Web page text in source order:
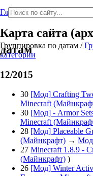
Главная
Карта сайта
датам
Группировка по датам /
категории
12/2015
30 [Мод] Crafting
Minecraft
30 [Мод] - Armor
Minecraft
28 [Мод] Placeable
(Майнкрафт) →
27 Minecraft 1.8.9 -
(Майнкрафт) )
26 [Мод] Winter